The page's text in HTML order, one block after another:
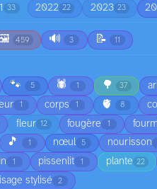
33 2022 22 2023 23
459 🔊 3 📝 11
🐾 5 🕷️ 1 🌳 37
1 corps 1 🫀 8
fleur 12 fougère 1
🎵 1 nœul 5 nourisson
1 pissenlit 1 plante 22
stylisé 2